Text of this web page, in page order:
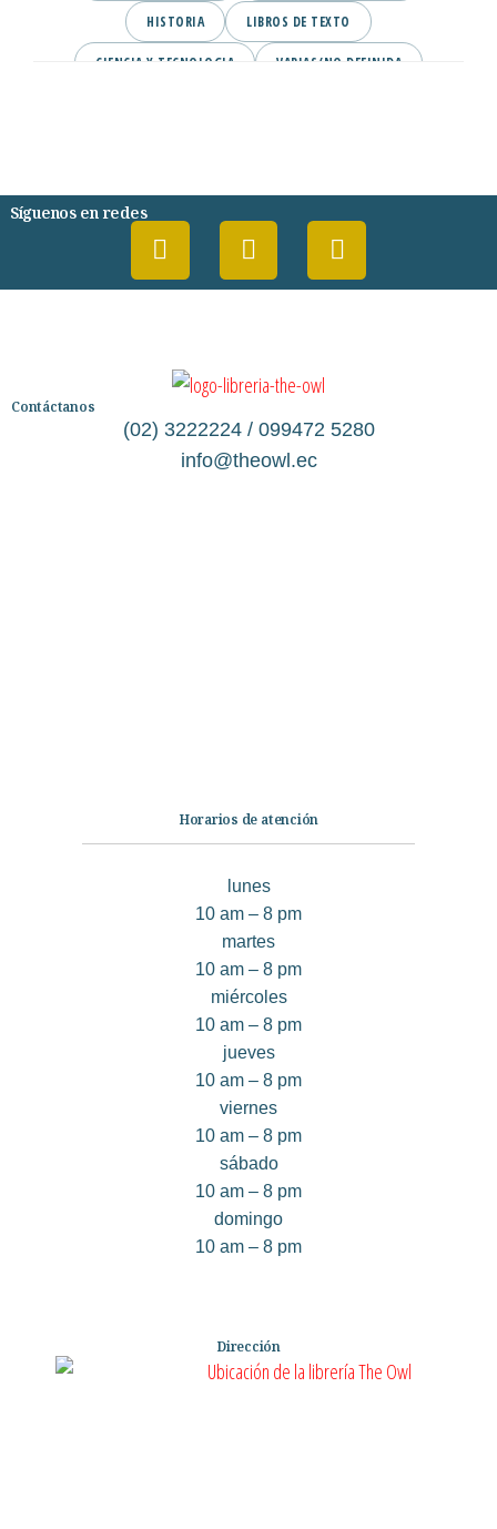
HISTORIA LIBROS DE TEXTO
CIENCIA Y TECNOLOGIA VARIAS/NO DEFINIDA
Síguenos en redes
Contáctanos
(02) 3222224 / 099472 5280
info@theowl.ec
Horarios de atención
lunes
10 am – 8 pm
martes
10 am – 8 pm
miércoles
10 am – 8 pm
jueves
10 am – 8 pm
viernes
10 am – 8 pm
sábado
10 am – 8 pm
domingo
10 am – 8 pm
Dirección